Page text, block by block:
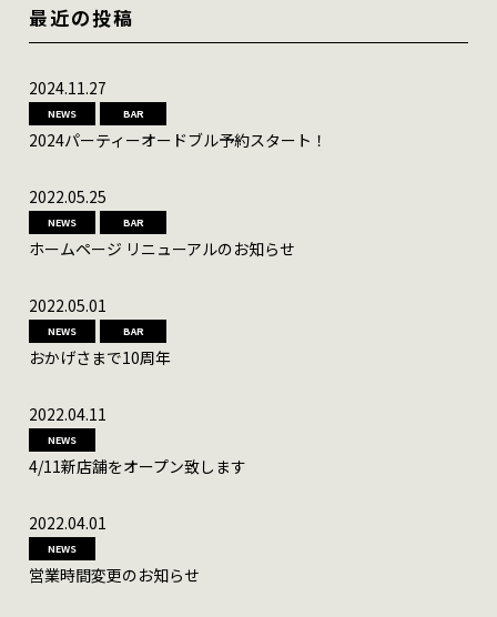
最近の投稿
2024.11.27
NEWS BAR
2024パーティーオードブル予約スタート！
2022.05.25
NEWS BAR
ホームページ リニューアルのお知らせ
2022.05.01
NEWS BAR
おかげさまで10周年
2022.04.11
NEWS
4/11新店舗をオープン致します
2022.04.01
NEWS
営業時間変更のお知らせ